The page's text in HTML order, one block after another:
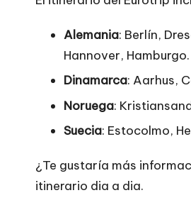
Alemania: Berlín,
Hannover, Hamburgo.
Dinamarca: Aarhus,
Noruega:
Suecia: Estocolmo,
¿Te gustaría más
itinerario dia a dia.